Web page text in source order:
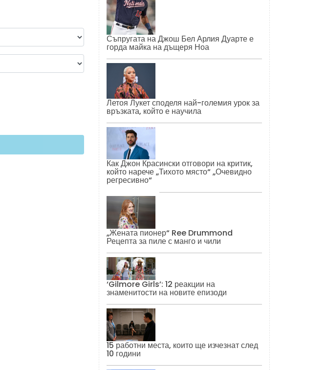
Съпругата на Джош Бел Арлия Дуарте е
горда майка на дъщеря Ноа
Летоя Лукет споделя най-големия урок за
връзката, който е научила
Как Джон Красински отговори на критик,
който нарече „Тихото място“ „Очевидно
регресивно“
„Жената пионер“ Ree Drummond
Рецепта за пиле с манго и чили
‘Gilmore Girls’: 12 реакции на
знаменитости на новите епизоди
15 работни места, които ще изчезнат след
10 години